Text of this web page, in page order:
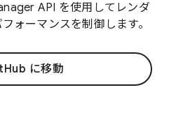
API を使用してレンダ
ォーマンスを制御します。
に移動